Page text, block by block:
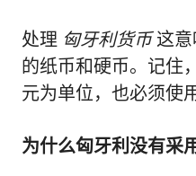
处理 匈牙利货币这意
的纸币和硬币。记住
元为单位，也必须使
为什么匈牙利没有采